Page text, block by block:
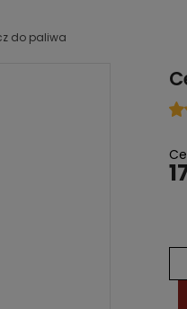
do paliwa